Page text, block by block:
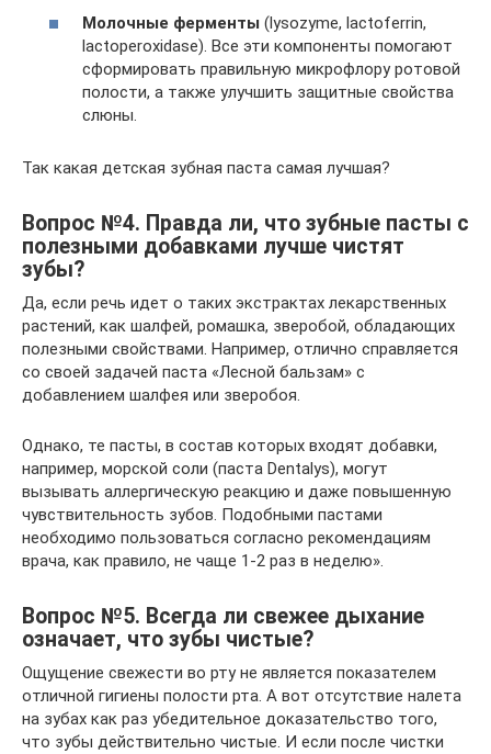
Молочные ферменты (lysozyme, lactoferrin,
lactoperoxidase). Все эти компоненты помогают
сформировать правильную микрофлору ротовой
полости, а также улучшить защитные свойства
слюны.
Так какая детская зубная паста самая лучшая?
Вопрос №4. Правда ли, что зубные пасты с
полезными добавками лучше чистят
зубы?
Да, если речь идет о таких экстрактах лекарственных
растений, как шалфей, ромашка, зверобой, обладающих
полезными свойствами. Например, отлично справляется
со своей задачей паста «Лесной бальзам» с
добавлением шалфея или зверобоя.
Однако, те пасты, в состав которых входят добавки,
например, морской соли (паста Dentalys), могут
вызывать аллергическую реакцию и даже повышенную
чувствительность зубов. Подобными пастами
необходимо пользоваться согласно рекомендациям
врача, как правило, не чаще 1-2 раз в неделю».
Вопрос №5. Всегда ли свежее дыхание
означает, что зубы чистые?
Ощущение свежести во рту не является показателем
отличной гигиены полости рта. А вот отсутствие налета
на зубах как раз убедительное доказательство того,
что зубы действительно чистые. И если после чистки